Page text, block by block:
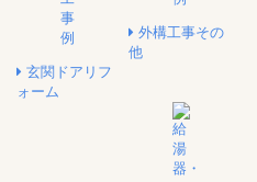
玄関ドアリフ
ォーム
外構工事その
他